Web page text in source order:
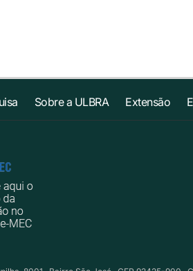
Sobre a ULBRA Extensão